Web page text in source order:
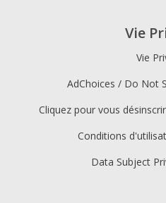
Vie
Vie
AdChoices / Do Not
Cliquez pour vous
Conditions
Data Subject